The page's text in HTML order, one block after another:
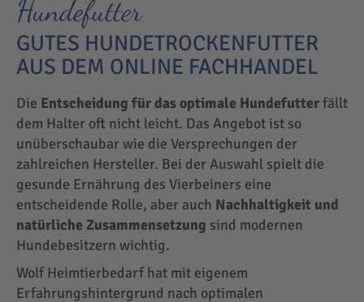
Hundefutter
GUTES HUNDETROCKENFUTTER
AUS DEM ONLINE FACHHANDEL
Die Entscheidung für das optimale Hundefutterfällt
dem Halter oft nicht leicht. Das Angebot ist so
unüberschaubar wie die Versprechungen der
zahlreichen Hersteller. Bei der Auswahl spielt die
gesunde Ernährung des Vierbeiners eine
entscheidende Rolle, aber auch Nachhaltigkeit und
natürliche Zusammensetzung sind modernen
Hundebesitzern wichtig.
Wolf Heimtierbedarf hat mit eigenem
Erfahrungshintergrund nach optimalen